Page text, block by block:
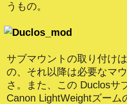
うもの。
サブマウントの取り付け
の、それ以降は必要なマ
さ。また、この Duclosサ
Canon LightWeightズー